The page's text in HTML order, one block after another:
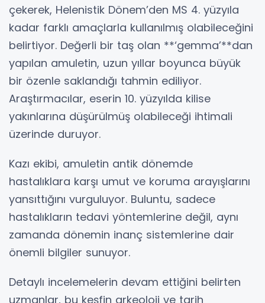
çekerek, Helenistik Dönem’den MS 4. yüzyıla
kadar farklı amaçlarla kullanılmış olabileceğini
belirtiyor. Değerli bir taş olan **‘gemma’**dan
yapılan amuletin, uzun yıllar boyunca büyük
bir özenle saklandığı tahmin ediliyor.
Araştırmacılar, eserin 10. yüzyılda kilise
yakınlarına düşürülmüş olabileceği ihtimali
üzerinde duruyor.
Kazı ekibi, amuletin antik dönemde
hastalıklara karşı umut ve koruma arayışlarını
yansıttığını vurguluyor. Buluntu, sadece
hastalıkların tedavi yöntemlerine değil, aynı
zamanda dönemin inanç sistemlerine dair
önemli bilgiler sunuyor.
Detaylı incelemelerin devam ettiğini belirten
uzmanlar, bu keşfin arkeoloji ve tarih